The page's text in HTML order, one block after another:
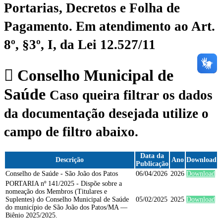
Portarias, Decretos e Folha de
Pagamento. Em atendimento ao Art.
8º, §3º, I, da Lei 12.527/11
Conselho Municipal de
Saúde Caso queira filtrar os dados
da documentação desejada utilize o
campo de filtro abaixo.
Descrição
Data da
Publicação
Ano Download
Conselho de Saúde - São João dos Patos
06/04/2026 2026 Download
PORTARIA nº 141/2025 - Dispõe sobre a
nomeação dos Membros (Titulares e
Suplentes) do Conselho Municipal de Saúde
do município de São João dos Patos/MA —
Biênio 2025/2025.
05/02/2025 2025 Download